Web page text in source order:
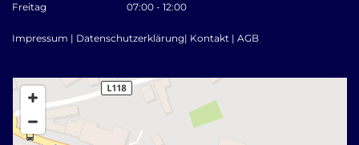
Freitag
07:00 - 12:00
Impressum | Datenschutzerklärung| Kontakt | AGB